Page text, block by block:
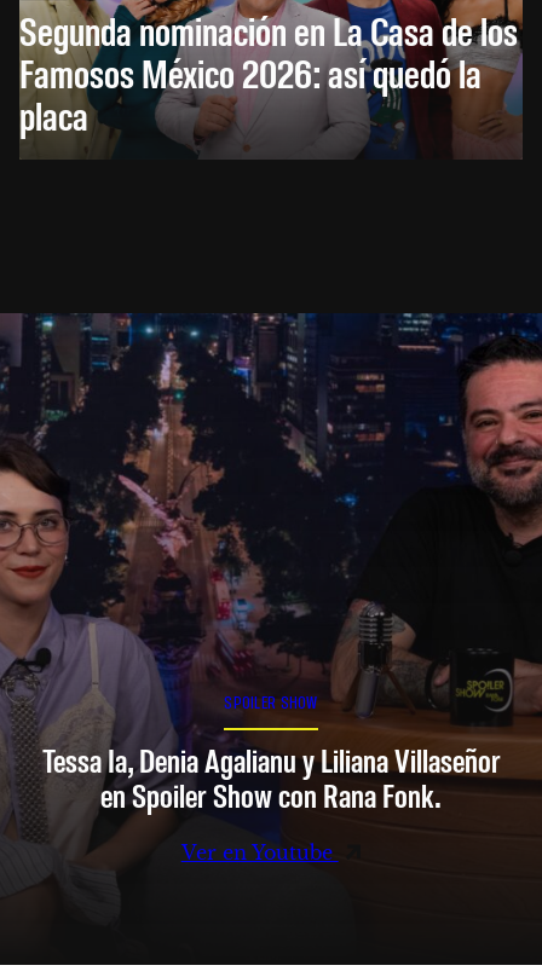
Segunda nominación en La Casa de los
Famosos México 2026: así quedó la
placa
SPOILER SHOW
Tessa Ia, Denia Agalianu y Liliana Villaseñor
en Spoiler Show con Rana Fonk.
Ver en Youtube